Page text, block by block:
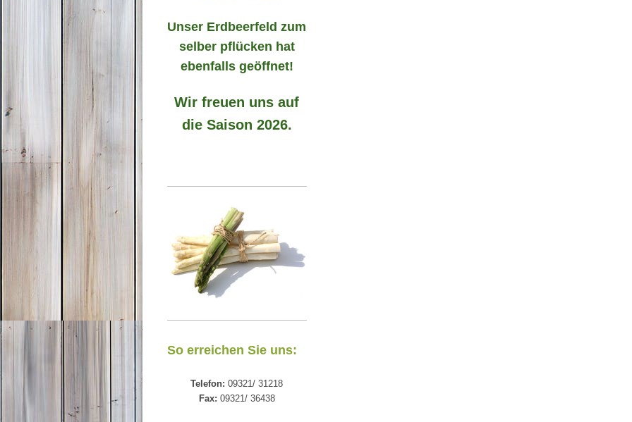
Unser Erdbeerfeld zum
selber pflücken hat
ebenfalls geöffnet!
Wir freuen uns auf
die Saison 2026.
So erreichen Sie uns:
Telefon: 09321/ 31218
Fax: 09321/ 36438